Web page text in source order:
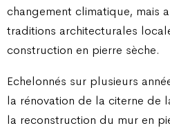
changement climatique, mais
traditions architecturales
construction en pierre sèche.
Echelonnés sur plusieurs
la rénovation de la citerne de
la reconstruction du mur en